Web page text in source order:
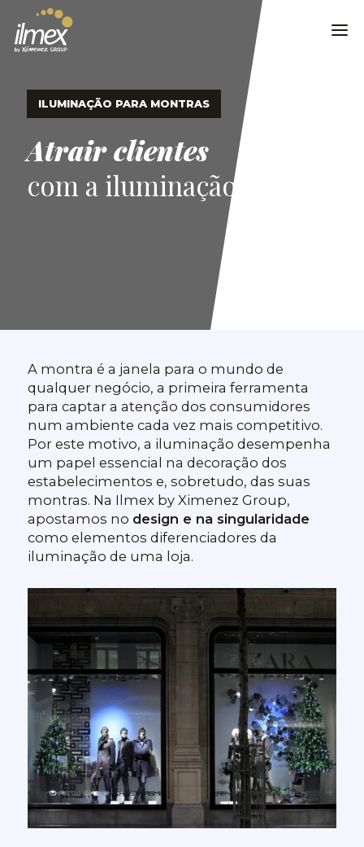
ILUMINAÇÃO PARA MONTRAS
Atrair clientes
com a iluminação
A montra é a janela para o mundo de
qualquer negócio, a primeira ferramenta
para captar a atenção dos consumidores
num ambiente cada vez mais competitivo.
Por este motivo, a iluminação desempenha
um papel essencial na decoração dos
estabelecimentos e, sobretudo, das suas
montras. Na Ilmex by Ximenez Group,
apostamos no design e na singularidade
como elementos diferenciadores da
iluminação de uma loja.